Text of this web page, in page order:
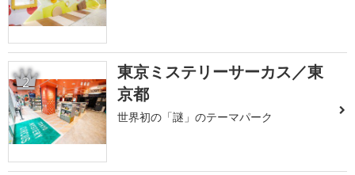
2
東京ミステリーサーカス／東
京都
世界初の「謎」のテーマパーク